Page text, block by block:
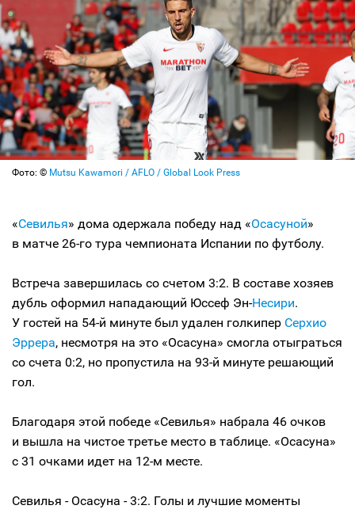
Фото: © Mutsu Kawamori / AFLO / Global Look Press
«Севилья» дома одержала победу над «Осасуной»
в матче 26-го тура чемпионата Испании по футболу.
Встреча завершилась со счетом 3:2. В составе хозяев
дубль оформил нападающий Юссеф Эн-Несири.
У гостей на 54-й минуте был удален голкипер Серхио
Эррера, несмотря на это «Осасуна» смогла отыграться
со счета 0:2, но пропустила на 93-й минуте решающий
гол.
Благодаря этой победе «Севилья» набрала 46 очков
и вышла на чистое третье место в таблице. «Осасуна»
с 31 очками идет на 12-м месте.
Севилья - Осасуна - 3:2. Голы и лучшие моменты